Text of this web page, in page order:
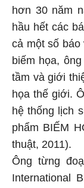
hơn 30 năm
hầu hết các
cả một số
biếm họa,
tầm và giới
họa thế giới.
hệ thống lịch
phẩm BIẾM
thuật, 2011).
Ông từng
International